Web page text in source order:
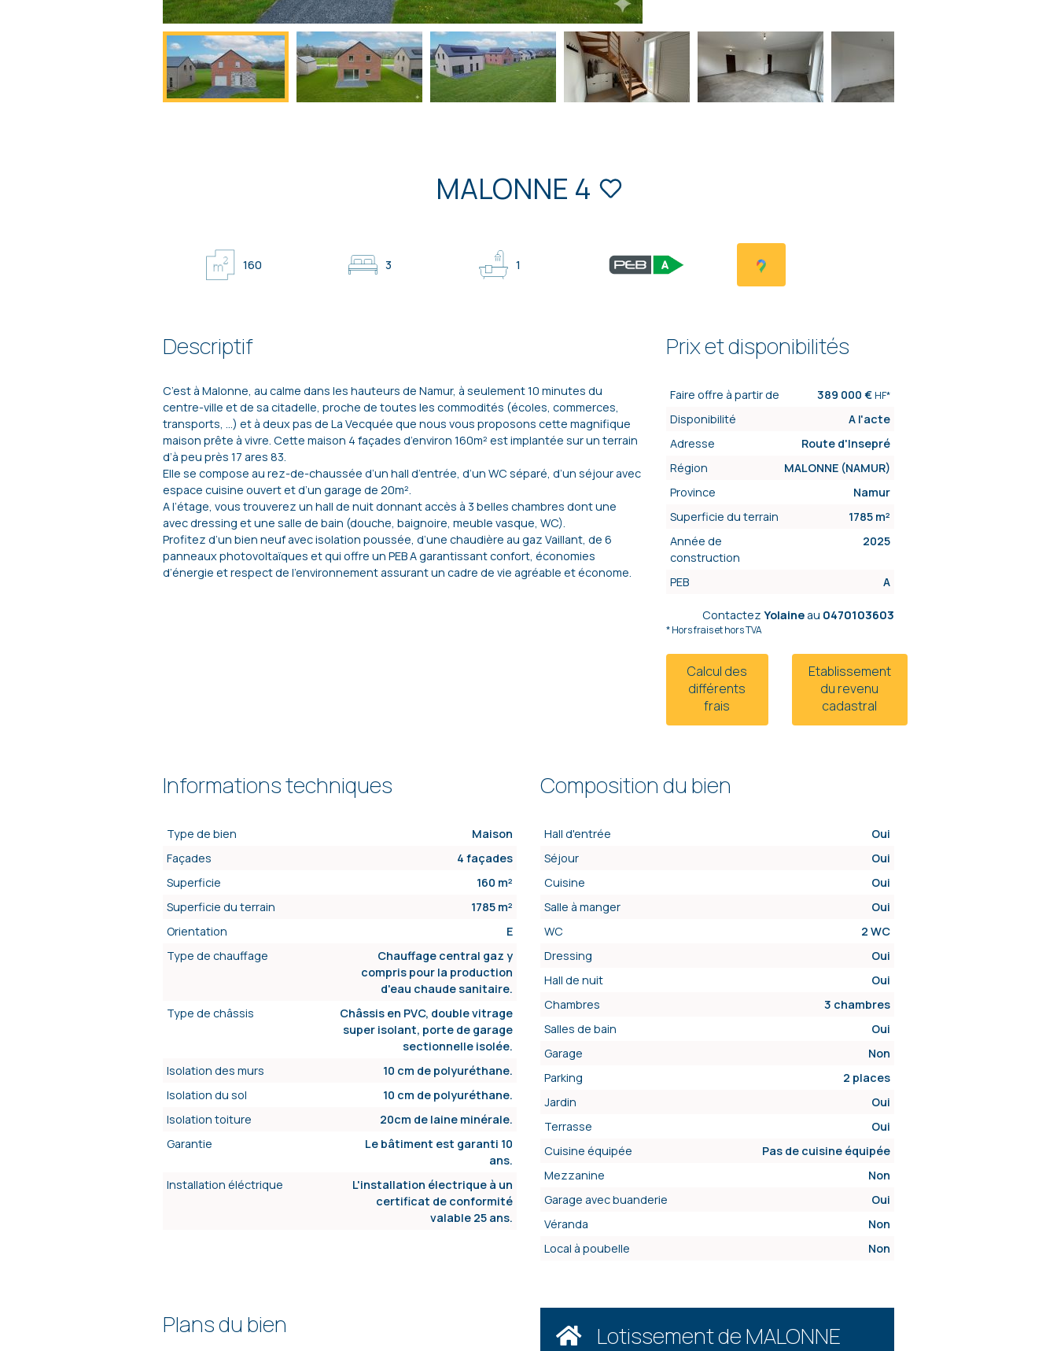
MALONNE 4
160 3 1
Descriptif
C’est à Malonne, au calme dans les hauteurs de Namur, à seulement 10 minutes du
centre-ville et de sa citadelle, proche de toutes les commodités (écoles, commerces,
transports, …) et à deux pas de La Vecquée que nous vous proposons cette magnifique
maison prête à vivre. Cette maison 4 façades d’environ 160m² est implantée sur un terrain
d’à peu près 17 ares 83.
Elle se compose au rez-de-chaussée d’un hall d’entrée, d’un WC séparé, d’un séjour avec
espace cuisine ouvert et d’un garage de 20m².
A l’étage, vous trouverez un hall de nuit donnant accès à 3 belles chambres dont une
avec dressing et une salle de bain (douche, baignoire, meuble vasque, WC).
Profitez d’un bien neuf avec isolation poussée, d’une chaudière au gaz Vaillant, de 6
panneaux photovoltaïques et qui offre un PEB A garantissant confort, économies
d’énergie et respect de l’environnement assurant un cadre de vie agréable et économe.
Prix et disponibilités
Faire offre à partir de 389 000 € HF*
Disponibilité
A l'acte
Adresse
Route d'Insepré
Région
MALONNE (NAMUR)
Province
Namur
Superficie du terrain
1785 m²
Année de
construction
2025
PEB A
Contactez Yolaineau 0470103603
* Hors frais et hors TVA
Calcul des
différents
frais
Etablissement
du revenu
cadastral
Informations techniques
Type de bien
Maison
Façades
4 façades
Superficie
160 m²
Superficie du terrain
1785 m²
Orientation
E
Type de chauffage
Chauffage central gaz y
compris pour la production
d'eau chaude sanitaire.
Type de châssis
Châssis en PVC, double vitrage
super isolant, porte de garage
sectionnelle isolée.
Isolation des murs
10 cm de polyuréthane.
Isolation du sol
10 cm de polyuréthane.
Isolation toiture
20cm de laine minérale.
Garantie
Le bâtiment est garanti 10
ans.
Installation éléctrique
L'installation électrique à un
certificat de conformité
valable 25 ans.
Composition du bien
Hall d'entrée
Oui
Séjour
Oui
Cuisine
Oui
Salle à manger
Oui
WC
2 WC
Dressing
Oui
Hall de nuit
Oui
Chambres
3 chambres
Salles de bain
Oui
Garage
Non
Parking
2 places
Jardin
Oui
Terrasse
Oui
Cuisine équipée
Pas de cuisine équipée
Mezzanine
Non
Garage avec buanderie
Oui
Véranda
Non
Local à poubelle
Non
Plans du bien Lotissement de MALONNE